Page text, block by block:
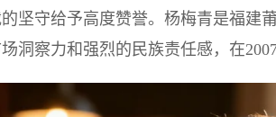
坚守给予高度赞誉。杨梅青是福建
洞察力和强烈的民族责任感，在